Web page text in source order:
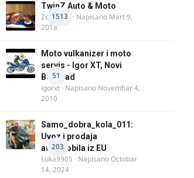
1513
TwinZ Auto & Moto
Zeljkamp · Napisano Mart 9,
2018
51
Moto vulkanizer i moto
servis - Igor XT, Novi
Beograd
igorxt · Napisano Novembar 4,
2010
203
Samo_dobra_kola_011:
Uvoz i prodaja
automobila iz EU
Luka9905 · NapisanoOctobar
14, 2024